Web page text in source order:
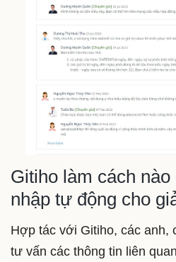
Gitiho làm cách
nhập tự động cho
Hợp tác với Gitiho, các anh,
tư vấn các thông tin liên